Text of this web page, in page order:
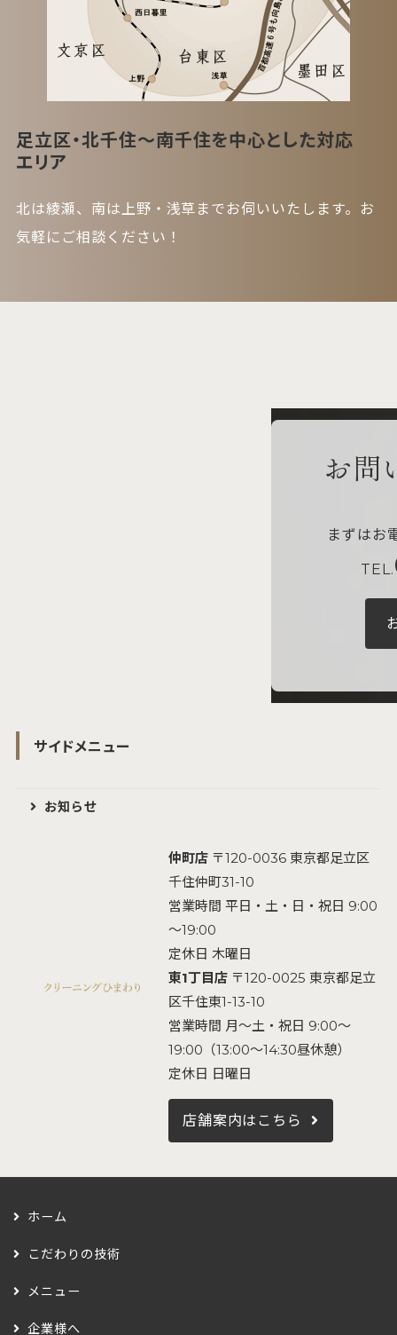
足立区・北千住～南千住を中心とした対応
エリア
北は綾瀬、南は上野・浅草までお伺いいたします。お
気軽にご相談ください！
お問
まずはお
TEL.
サイドメニュー
お知らせ
仲町店〒120-0036 東京都足立区
千住仲町31-10
営業時間 平日・土・日・祝日 9:00
～19:00
定休日 木曜日
東1丁目店〒120-0025 東京都足立
区千住東1-13-10
営業時間 月～土・祝日 9:00～
19:00（13:00～14:30昼休憩）
定休日 日曜日
店舗案内はこちら
ホーム
こだわりの技術
メニュー
企業様へ